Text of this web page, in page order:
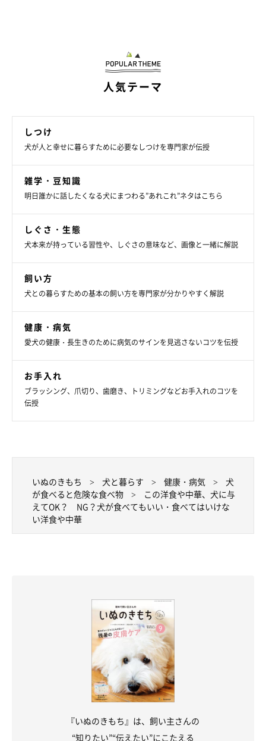
人気テーマ
しつけ
犬が人と幸せに暮らすために必要なしつけを専門家が伝授
雑学・豆知識
明日誰かに話したくなる犬にまつわる”あれこれ”ネタはこちら
しぐさ・生態
犬本来が持っている習性や、しぐさの意味など、画像と一緒に解説
飼い方
犬との暮らすための基本の飼い方を専門家が分かりやすく解説
健康・病気
愛犬の健康・長生きのために病気のサインを見逃さないコツを伝授
お手入れ
ブラッシング、爪切り、歯磨き、トリミングなどお手入れのコツを
伝授
いぬのきもち 犬と暮らす 健康・病気
犬
が食べると危険な食べ物
この洋食や中華、犬に与
えてOK？ NG？犬が食べてもいい・食べてはいけな
い洋食や中華
『いぬのきもち』は、飼い主さんの
“知りたい”“伝えたい”にこたえる